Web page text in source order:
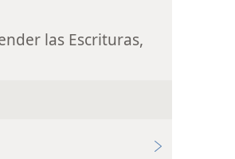
las Escrituras,